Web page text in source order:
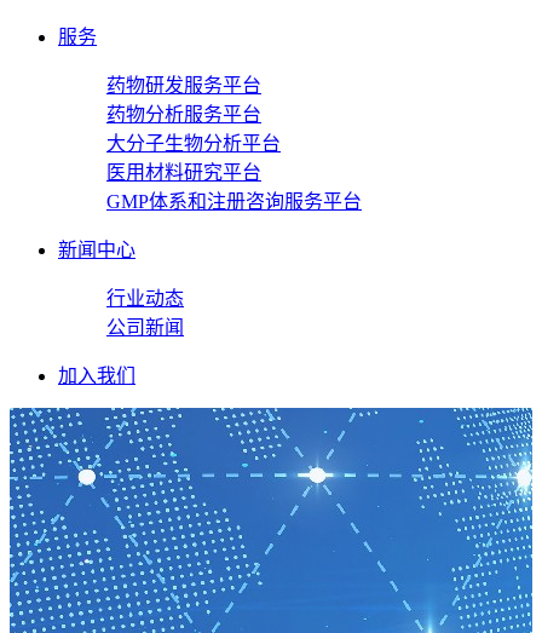
服务
药物研发服务平台
药物分析服务平台
大分子生物分析平台
医用材料研究平台
GMP体系和注册咨询服务平台
新闻中心
行业动态
公司新闻
加入我们